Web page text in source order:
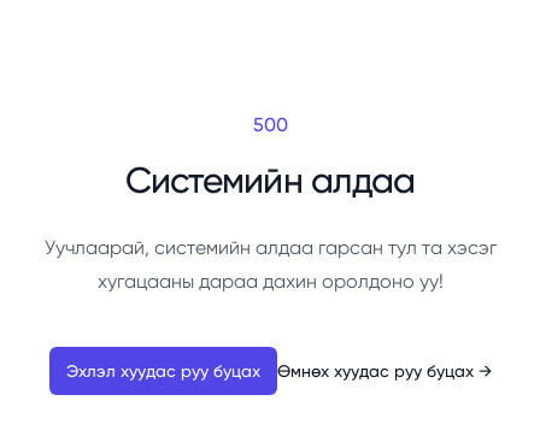
500
Системийн алдаа
Уучлаарай, системийн алдаа гарсан тул та хэсэг
хугацааны дараа дахин оролдоно уу!
Эхлэл хуудас руу буцах Өмнөх хуудас руу буцах →